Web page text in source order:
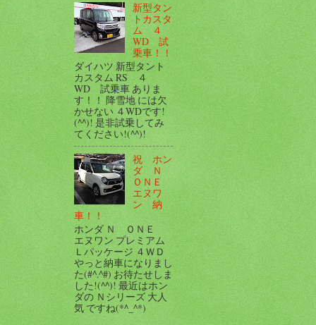
新型タン
トカスタ
ム ４
WD 試
乗車！！
ダイハツ 新型タント
カスタム RS ４
WD 試乗車 ありま
す！！ 降雪地 には欠
かせない ４WDです!
(^^)! 是非試乗してみ
てください!(^^)!
祝 ホン
ダ Ｎ
ＯＮＥ
エヌワ
ン 納
車！！
ホンダ Ｎ ＯＮＥ
エヌワン プレミアム
Ｌパッケージ ４ＷＤ
やっと納車になりまし
た(#^.^#) お待たせしま
した!(^^)! 最近はホン
ダの Ｎシリーズ 大人
気 ですね(*^_^*)